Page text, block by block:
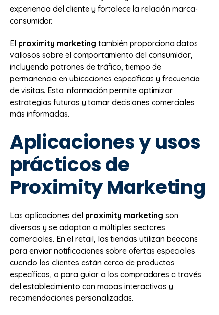
experiencia del cliente y fortalece la relación marca-
consumidor.
El proximity marketing también proporciona datos
valiosos sobre el comportamiento del consumidor,
incluyendo patrones de tráfico, tiempo de
permanencia en ubicaciones específicas y frecuencia
de visitas. Esta información permite optimizar
estrategias futuras y tomar decisiones comerciales
más informadas.
Aplicaciones y usos
prácticos de
Proximity Marketing
Las aplicaciones del proximity marketing son
diversas y se adaptan a múltiples sectores
comerciales. En el retail, las tiendas utilizan beacons
para enviar notificaciones sobre ofertas especiales
cuando los clientes están cerca de productos
específicos, o para guiar a los compradores a través
del establecimiento con mapas interactivos y
recomendaciones personalizadas.